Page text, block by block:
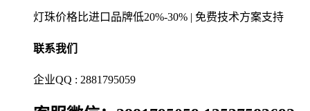
灯珠价格比进口品牌低20%-30% | 免费技术方案支持
联系我们
企业QQ : 2881795059